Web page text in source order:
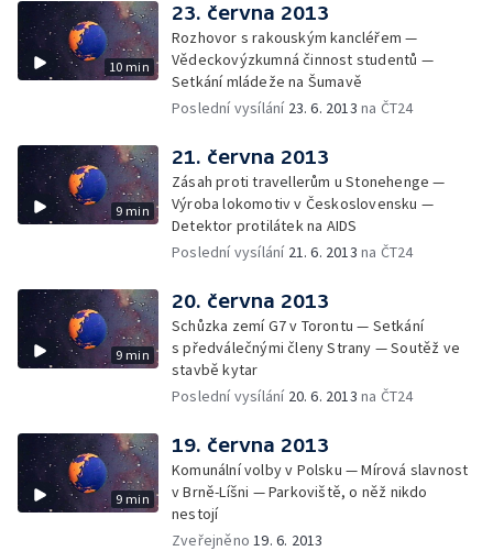
10 min
23. června 2013
Rozhovor s rakouským kancléřem —
Vědeckovýzkumná činnost studentů —
Setkání mládeže na Šumavě
Poslední vysílání 23. 6. 2013 na ČT24
9 min
21. června 2013
Zásah proti travellerům u Stonehenge —
Výroba lokomotiv v Československu —
Detektor protilátek na AIDS
Poslední vysílání 21. 6. 2013 na ČT24
9 min
20. června 2013
Schůzka zemí G7 v Torontu — Setkání
s předválečnými členy Strany — Soutěž ve
stavbě kytar
Poslední vysílání 20. 6. 2013 na ČT24
9 min
19. června 2013
Komunální volby v Polsku — Mírová slavnost
v Brně-Líšni — Parkoviště, o něž nikdo
nestojí
Zveřejněno19. 6. 2013